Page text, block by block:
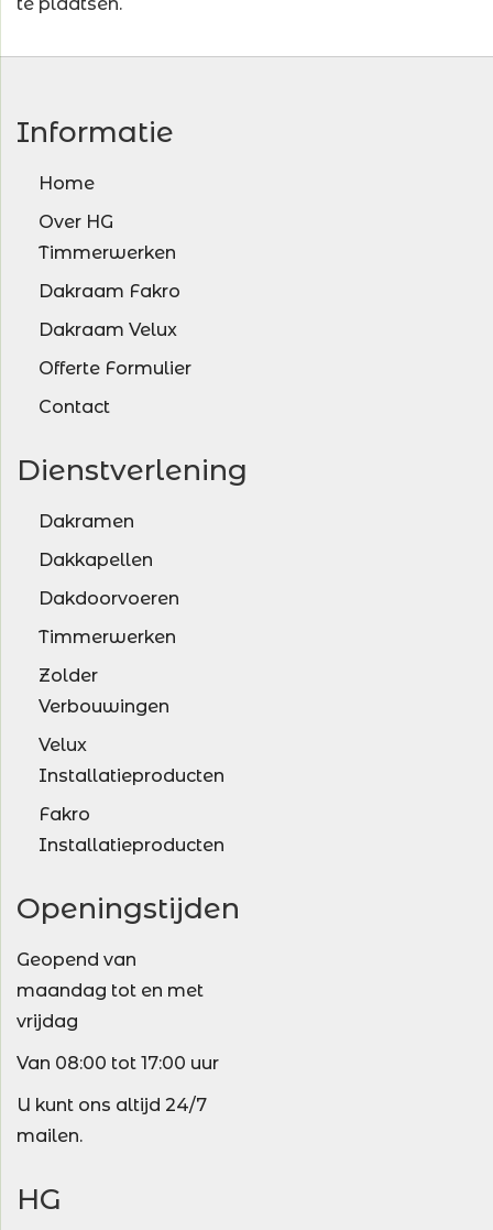
Informatie
Home
Over HG
Timmerwerken
Dakraam Fakro
Dakraam Velux
Offerte Formulier
Contact
Dienstverlening
Dakramen
Dakkapellen
Dakdoorvoeren
Timmerwerken
Zolder
Verbouwingen
Velux
Installatieproducten
Fakro
Installatieproducten
Openingstijden
Geopend van
maandag tot en met
vrijdag
Van 08:00 tot 17:00 uur
U kunt ons altijd 24/7
mailen.
HG